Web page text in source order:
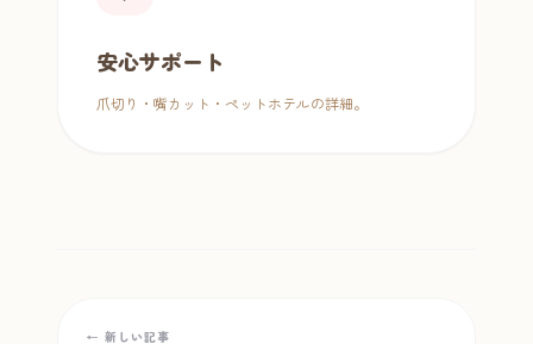
安心サポート
爪切り・嘴カット・ペットホテルの詳細。
← 新しい記事